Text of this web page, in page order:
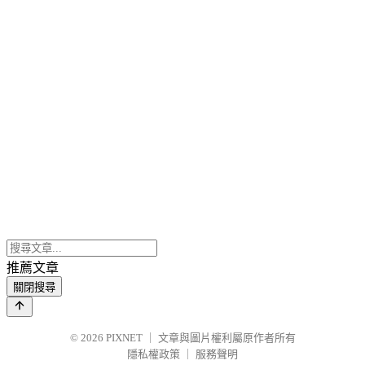
推薦文章
關閉搜尋
© 2026 PIXNET
文章與圖片權利屬原作者所有
隱私權政策
服務聲明